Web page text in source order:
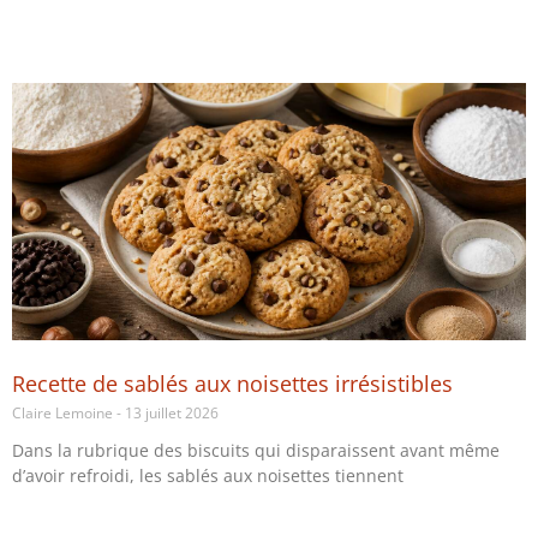
Recette de sablés aux noisettes irrésistibles
Claire Lemoine 13 juillet 2026
Dans la rubrique des biscuits qui disparaissent avant même
d’avoir refroidi, les sablés aux noisettes tiennent